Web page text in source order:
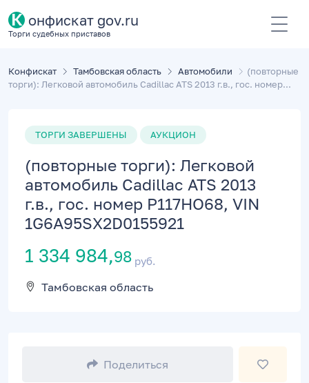
К онфискат gov.ru
Торги судебных приставов
Конфискат Тамбовская область Автомобили
(повторные
торги): Легковой автомобиль Cadillac ATS 2013 г.в., гос. номер...
ТОРГИ ЗАВЕРШЕНЫ АУКЦИОН
(повторные торги): Легковой
автомобиль Cadillac ATS 2013
г.в., гос. номер P117НО68, VIN
1G6A95SX2D0155921
1 334 984,98 руб.
Тамбовская область
Поделиться